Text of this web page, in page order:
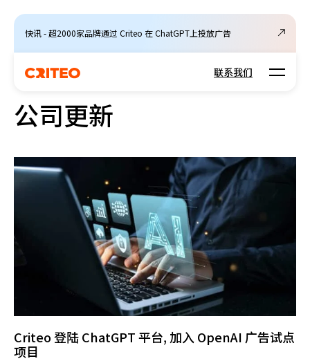
快讯 - 超2000家品牌通过 Criteo 在 ChatGPT上投放广告
联系我们 Open
公司更新
Criteo 登陆 ChatGPT 平台, 加入 OpenAI 广告试点
项目